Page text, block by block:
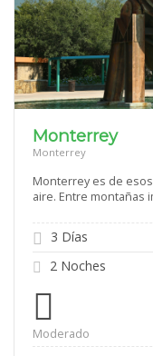
Monterrey
Monterrey
Monterrey es de
aire. Entre montañas
3 Días
2 Noches
Moderado